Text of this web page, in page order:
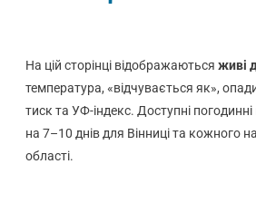
На цій сторінці відображаються живі
температура, «відчувається як»,
тиск та УФ-індекс. Доступні
на 7–10 днів для Вінниці та кожного
області.